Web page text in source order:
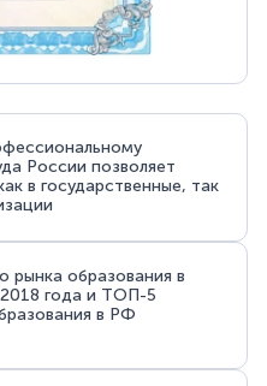
России позволяет
в государственные, так
рынка образования в
года и ТОП-5
в РФ